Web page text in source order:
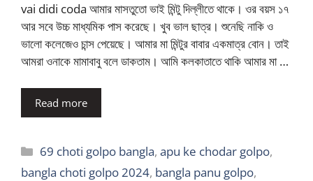
vai didi coda আমার মাসতুতো ভাই মিন্টু দিল্লীতে থাকে। ওর বয়স ১৭
আর সবে উচ্চ মাধ্যমিক পাস করেছে। খুব ভাল ছাত্র। শুনেছি নাকি ও
ভালো কলেজেও চান্স পেয়েছে। আমার মা মিন্টুর বাবার একমাত্র বোন। তাই
আমরা ওনাকে মামাবাবু বলে ডাকতাম। আমি কলকাতাতে থাকি আমার মা …
Read more
Categories
69 choti golpo bangla,apu ke chodar golpo,
bangla choti golpo 2024, bangla panu golpo,